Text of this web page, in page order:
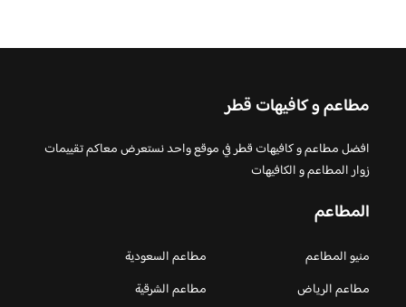
مطاعم و كافيهات قطر
افضل مطاعم و كافيهات قطر في موقع واحد نستعرض معاكم تقييمات
زوار المطاعم و الكافيهات
المطاعم
منيو المطاعم
مطاعم السعودية
مطاعم الرياض
مطاعم الشرقية